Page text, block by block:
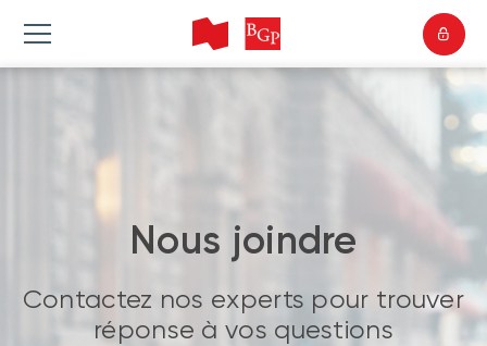
Nous joindre
Contactez nos experts pour trouver
réponse à vos questions